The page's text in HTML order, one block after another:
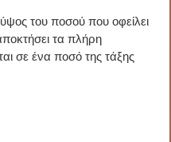
του ποσού που οφείλει
τα πλήρη
σε ένα ποσό της τάξης